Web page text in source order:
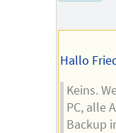
Hallo
Keins.
PC, alle
Backup